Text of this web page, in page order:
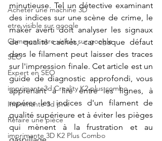
Acheter une machine 3D
etre visible sur google
Comment etre visible sur google
SEO
Expert en SEO
imprimante3d Creality K2 plus combo
Imprimante 3d prix
Refaire une pièce
imprimante 3D K2 Plus Combo
minutieuse. Tel un détective examinant
des indices sur une scène de crime, le
maker averti doit analyser les signaux
de qualité cachés, car chaque défaut
dans le filament peut laisser des traces
sur l'impression finale. Cet article est un
guide de diagnostic approfondi, vous
apprenant à lire entre les lignes, à
repérer les indices d'un filament de
qualité supérieure et à éviter les pièges
qui mènent à la frustration et au